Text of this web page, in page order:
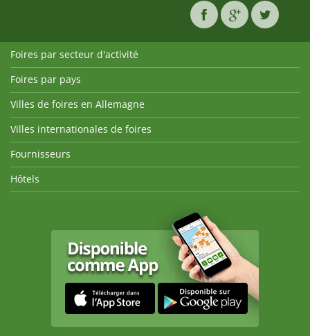
Foires par secteur d'activité
Foires par pays
Villes de foires en Allemagne
Villes internationales de foires
Fournisseurs
Hôtels